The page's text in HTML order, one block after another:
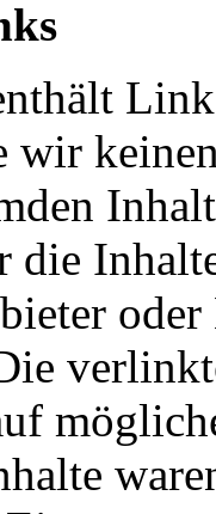
wir
die
oder